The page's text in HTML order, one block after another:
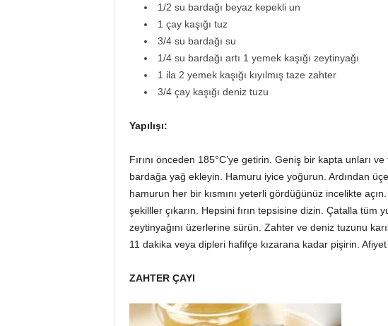
1/2 su bardağı beyaz kepekli un
1 çay kaşığı tuz
3/4 su bardağı su
1/4 su bardağı artı 1 yemek kaşığı zeytinyağı
1 ila 2 yemek kaşığı kıyılmış taze zahter
3/4 çay kaşığı deniz tuzu
Yapılışı:
Fırını önceden 185°C’ye getirin. Geniş bir kapta unları
bardağa yağ ekleyin. Hamuru iyice yoğurun. Ardından
hamurun her bir kısmını yeterli gördüğünüz incelikte
şekilller çıkarın. Hepsini fırın tepsisine dizin. Çatalla tüm
zeytinyağını üzerlerine sürün. Zahter ve deniz tuzunu
11 dakika veya dipleri hafifçe kızarana kadar pişirin. Afiyet
ZAHTER ÇAYI